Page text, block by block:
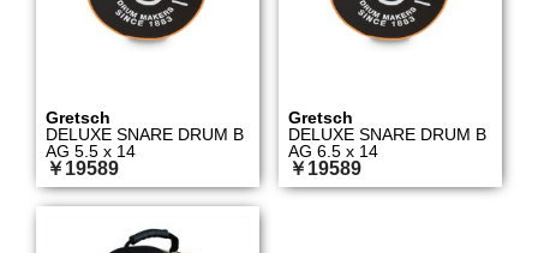
Gretsch
DELUXE SNARE DRUM B
AG 5.5 x 14
￥19589
Gretsch
DELUXE SNARE DRUM B
AG 6.5 x 14
￥19589